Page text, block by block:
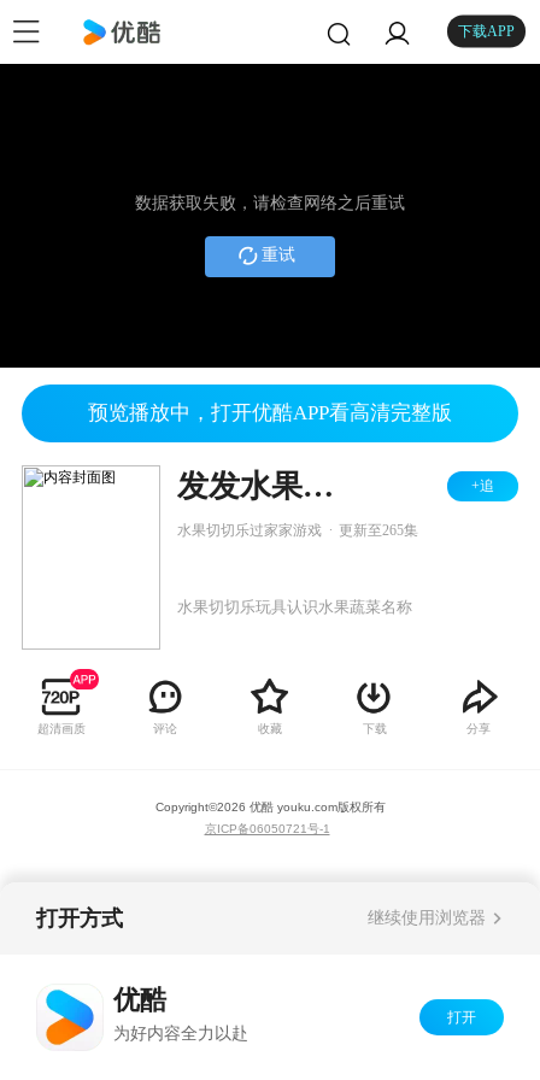
下载APP
数据获取失败，请检查网络之后重试
重试
预览播放中，打开优酷APP看高清完整版
发发水果切切乐玩具 +追
水果切切乐过家家游戏 更新至265集
水果切切乐玩具认识水果蔬菜名称
超清画质 评论 收藏 下载 分享
Copyright©2026 优酷 youku.com版权所有
京ICP备06050721号-1
打开方式 继续使用浏览器
优酷
为好内容全力以赴
打开